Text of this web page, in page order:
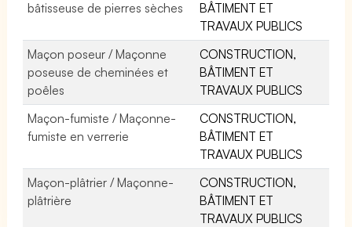
bâtisseuse de pierres sèches
BÂTIMENT ET
TRAVAUX PUBLICS
Maçon poseur / Maçonne
poseuse de cheminées et
poêles
CONSTRUCTION,
BÂTIMENT ET
TRAVAUX PUBLICS
Maçon-fumiste / Maçonne-
fumiste en verrerie
CONSTRUCTION,
BÂTIMENT ET
TRAVAUX PUBLICS
Maçon-plâtrier / Maçonne-
plâtrière
CONSTRUCTION,
BÂTIMENT ET
TRAVAUX PUBLICS